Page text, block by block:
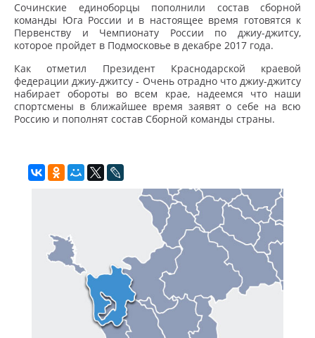
Сочинские единоборцы пополнили состав сборной
команды Юга России и в настоящее время готовятся к
Первенству и Чемпионату России по джиу-джитсу,
которое пройдет в Подмосковье в декабре 2017 года.
Как отметил Президент Краснодарской краевой
федерации джиу-джитсу - Очень отрадно что джиу-джитсу
набирает обороты во всем крае, надеемся что наши
спортсмены в ближайшее время заявят о себе на всю
Россию и пополнят состав Сборной команды страны.